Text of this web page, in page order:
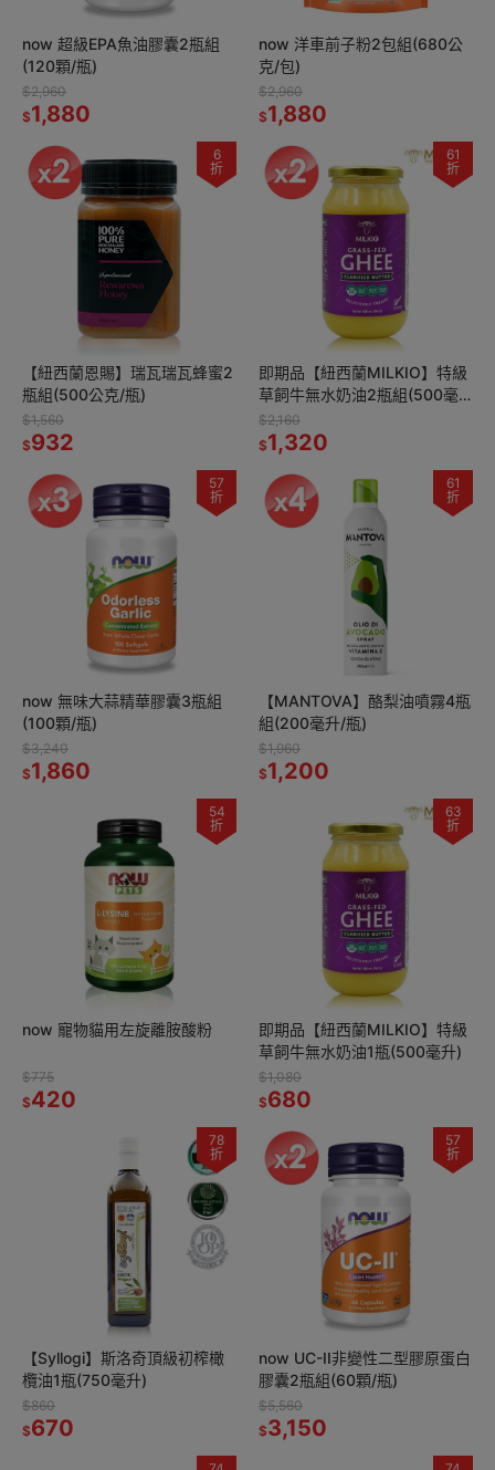
now 超級EPA魚油膠囊2瓶組
(120顆/瓶)
$2,960
$1,880
now 洋車前子粉2包組(680公
克/包)
$2,960
$1,880
6
折
【紐西蘭恩賜】瑞瓦瑞瓦蜂蜜2
瓶組(500公克/瓶)
$1,560
$932
61
折
即期品【紐西蘭MILKIO】特級
草飼牛無水奶油2瓶組(500毫
升/瓶)
$2,160
$1,320
57
折
now 無味大蒜精華膠囊3瓶組
(100顆/瓶)
$3,240
$1,860
61
折
【MANTOVA】酪梨油噴霧4瓶
組(200毫升/瓶)
$1,960
$1,200
54
折
now 寵物貓用左旋離胺酸粉
$775
$420
63
折
即期品【紐西蘭MILKIO】特級
草飼牛無水奶油1瓶(500毫升)
$1,080
$680
78
折
【Syllogi】斯洛奇頂級初榨橄
欖油1瓶(750毫升)
$860
$670
57
折
now UC-II非變性二型膠原蛋白
膠囊2瓶組(60顆/瓶)
$5,560
$3,150